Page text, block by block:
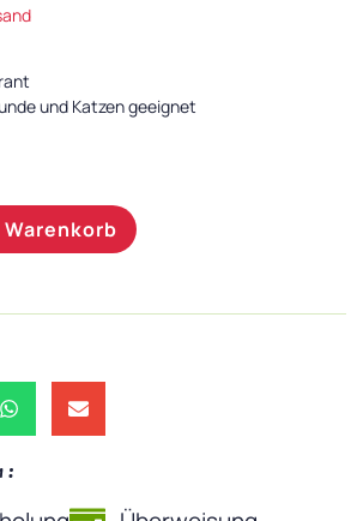
und Katzen geeignet
Warenkorb
: